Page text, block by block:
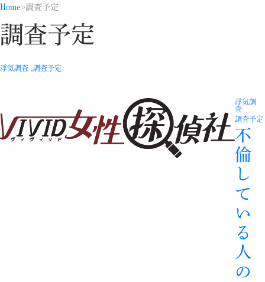
Home 調査予定
調査予定
浮気調査 ,調査予定
浮気調
査
調査予定
不
倫
し
て
い
る
人
の